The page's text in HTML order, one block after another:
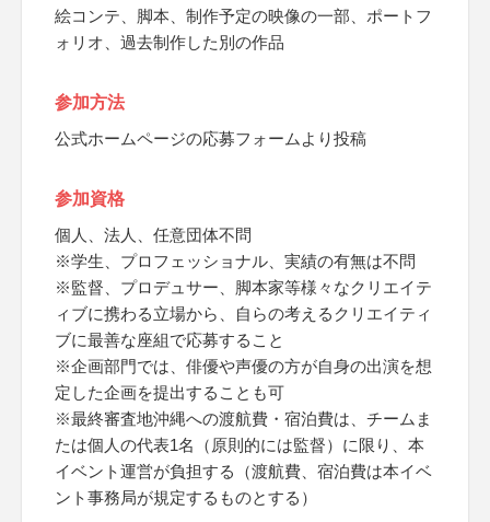
絵コンテ、脚本、制作予定の映像の一部、ポートフ
ォリオ、過去制作した別の作品
参加方法
公式ホームページの応募フォームより投稿
参加資格
個人、法人、任意団体不問
※学生、プロフェッショナル、実績の有無は不問
※監督、プロデュサー、脚本家等様々なクリエイテ
ィブに携わる立場から、自らの考えるクリエイティ
ブに最善な座組で応募すること
※企画部門では、俳優や声優の方が自身の出演を想
定した企画を提出することも可
※最終審査地沖縄への渡航費・宿泊費は、チームま
たは個人の代表1名（原則的には監督）に限り、本
イベント運営が負担する（渡航費、宿泊費は本イベ
ント事務局が規定するものとする）